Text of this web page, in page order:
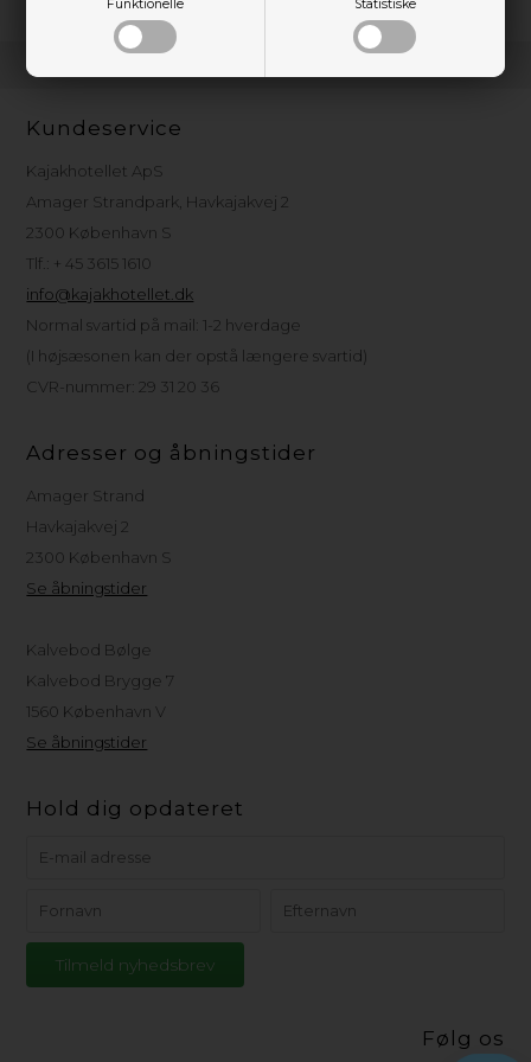
Funktionelle Statistiske
Kundeservice
Kajakhotellet ApS
Amager Strandpark, Havkajakvej 2
2300 København S
Tlf.: + 45 3615 1610
info@kajakhotellet.dk
Normal svartid på mail: 1-2 hverdage
(I højsæsonen kan der opstå længere svartid)
CVR-nummer: 29 31 20 36
Adresser og åbningstider
Amager Strand
Havkajakvej 2
2300 København S
Se åbningstider
Kalvebod Bølge
Kalvebod Brygge 7
1560 København V
Se åbningstider
Hold dig opdateret
Følg os